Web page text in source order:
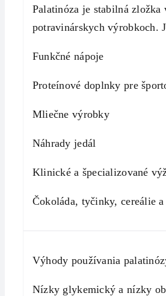
Palatinóza je stabilná zložka
potravinárskych výrobkoch.
Funkčné nápoje
Proteínové doplnky pre
Mliečne výrobky
Náhrady jedál
Klinické a špecializované
Čokoláda, tyčinky, cereálie a
Výhody používania
Nízky glykemický a nízky